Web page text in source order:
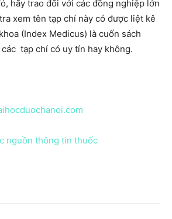
hãy trao đổi với các đồng nghiệp lớn
xem tên tạp chí này có được liệt kê
(Index Medicus) là cuốn sách
tạp chí có uy tín hay không.
nguồn thông tin thuốc